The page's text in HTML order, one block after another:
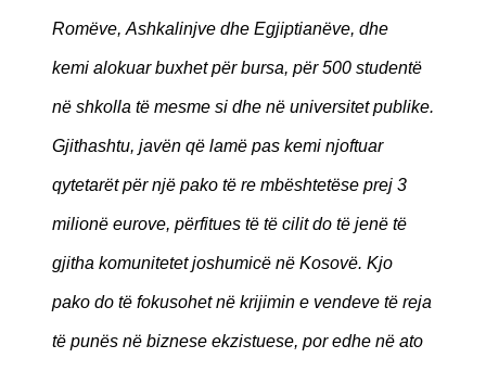
Romëve, Ashkalinjve dhe Egjiptianëve, dhe
kemi alokuar buxhet për bursa, për 500 studentë
në shkolla të mesme si dhe në universitet publike.
Gjithashtu, javën që lamë pas kemi njoftuar
qytetarët për një pako të re mbështetëse prej 3
milionë eurove, përfitues të të cilit do të jenë të
gjitha komunitetet joshumicë në Kosovë. Kjo
pako do të fokusohet në krijimin e vendeve të reja
të punës në biznese ekzistuese, por edhe në ato